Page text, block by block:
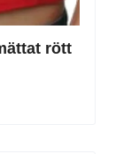
rött